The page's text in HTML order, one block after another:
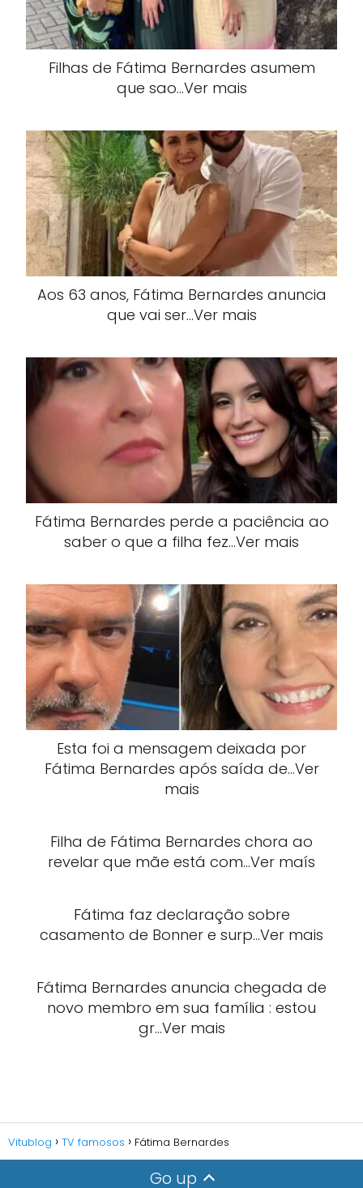
Filhas de Fátima Bernardes asumem
que sao…Ver mais
Aos 63 anos, Fátima Bernardes anuncia
que vai ser…Ver mais
Fátima Bernardes perde a paciência ao
saber o que a filha fez…Ver mais
Esta foi a mensagem deixada por
Fátima Bernardes após saída de…Ver
mais
Filha de Fátima Bernardes chora ao
revelar que mãe está com…Ver maís
Fátima faz declaração sobre
casamento de Bonner e surp…Ver mais
Fátima Bernardes anuncia chegada de
novo membro em sua família : estou
gr…Ver mais
Vitublog TV famosos Fátima Bernardes
Go up